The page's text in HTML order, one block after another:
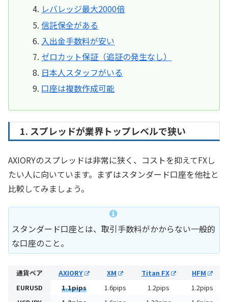
レバレッジ最大2000倍
信託保全がある
入出金手数料が安い
ゼロカット保証（追証の発生なし）
日本人スタッフがいる
口座は複数作成可能
1. スプレッドが業界トップレベルで狭い
AXIORYのスプレッドは非常に狭く、コストを抑えてFXし
たい人に向いています。まずはスタンダード口座を他社と
比較してみましょう。
スタンダード口座とは、取引手数料がかからない一般的
な口座のこと。
通貨ペア AXIORY XM Titan FX
HFM
EURUSD
1.1pips 1.6pips 1.2pips
1.2pips